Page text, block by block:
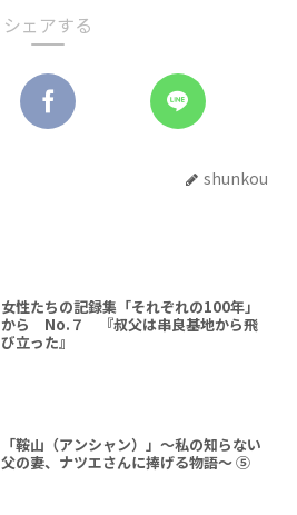
シェアする
shunkou
女性たちの記録集「それぞれの100年」
から No.７ 『叔父は串良基地から飛
び立った』
「鞍山（アンシャン）」～私の知らない
父の妻、ナツエさんに捧げる物語～ ⑤